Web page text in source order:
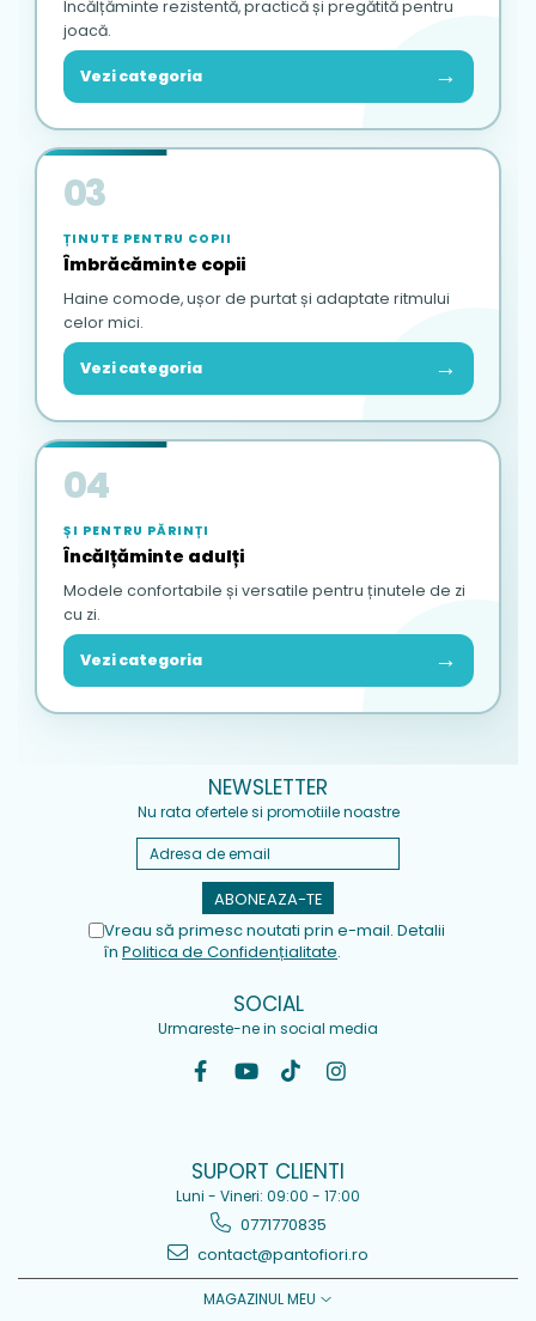
Încălțăminte rezistentă, practică și pregătită pentru
joacă.
Vezi categoria →
03
ȚINUTE PENTRU COPII
Îmbrăcăminte copii
Haine comode, ușor de purtat și adaptate ritmului
celor mici.
Vezi categoria →
04
ȘI PENTRU PĂRINȚI
Încălțăminte adulți
Modele confortabile și versatile pentru ținutele de zi
cu zi.
Vezi categoria →
NEWSLETTER
Nu rata ofertele si promotiile noastre
Vreau să primesc noutati prin e-mail. Detalii
în Politica de Confidențialitate.
SOCIAL
Urmareste-ne in social media
SUPORT CLIENTI
Luni - Vineri: 09:00 - 17:00
0771770835
contact@pantofiori.ro
MAGAZINUL MEU